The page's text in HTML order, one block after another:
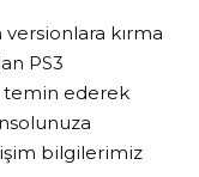
kırma
PS3
temin ederek
bilgilerimiz